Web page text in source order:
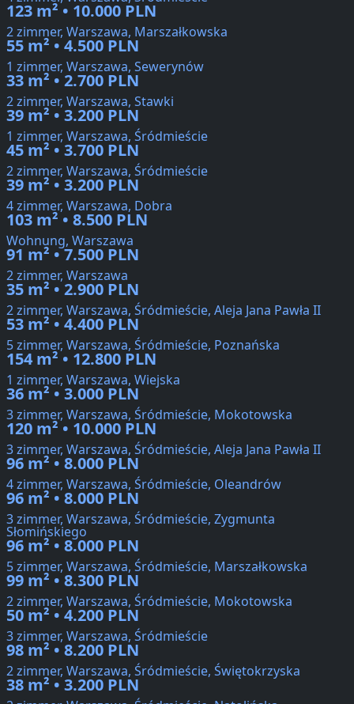
123 m² • 10.000 PLN
2 zimmer, Warszawa, Marszałkowska
55 m² • 4.500 PLN
1 zimmer, Warszawa, Sewerynów
33 m² • 2.700 PLN
2 zimmer, Warszawa, Stawki
39 m² • 3.200 PLN
1 zimmer, Warszawa, Śródmieście
45 m² • 3.700 PLN
2 zimmer, Warszawa, Śródmieście
39 m² • 3.200 PLN
4 zimmer, Warszawa, Dobra
103 m² • 8.500 PLN
Wohnung, Warszawa
91 m² • 7.500 PLN
2 zimmer, Warszawa
35 m² • 2.900 PLN
2 zimmer, Warszawa, Śródmieście, Aleja Jana Pawła II
53 m² • 4.400 PLN
5 zimmer, Warszawa, Śródmieście, Poznańska
154 m² • 12.800 PLN
1 zimmer, Warszawa, Wiejska
36 m² • 3.000 PLN
3 zimmer, Warszawa, Śródmieście, Mokotowska
120 m² • 10.000 PLN
3 zimmer, Warszawa, Śródmieście, Aleja Jana Pawła II
96 m² • 8.000 PLN
4 zimmer, Warszawa, Śródmieście, Oleandrów
96 m² • 8.000 PLN
3 zimmer, Warszawa, Śródmieście, Zygmunta
Słomińskiego
96 m² • 8.000 PLN
5 zimmer, Warszawa, Śródmieście, Marszałkowska
99 m² • 8.300 PLN
2 zimmer, Warszawa, Śródmieście, Mokotowska
50 m² • 4.200 PLN
3 zimmer, Warszawa, Śródmieście
98 m² • 8.200 PLN
2 zimmer, Warszawa, Śródmieście, Świętokrzyska
38 m² • 3.200 PLN